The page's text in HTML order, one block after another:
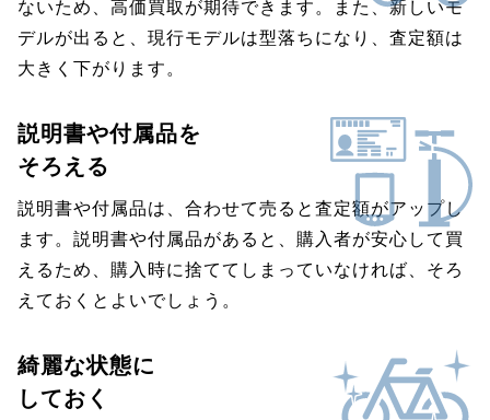
ないため、高価買取が期待できます。また、新しいモ
デルが出ると、現行モデルは型落ちになり、査定額は
大きく下がります。
説明書や付属品を
そろえる
説明書や付属品は、合わせて売ると査定額がアップし
ます。説明書や付属品があると、購入者が安心して買
えるため、購入時に捨ててしまっていなければ、そろ
えておくとよいでしょう。
綺麗な状態に
しておく